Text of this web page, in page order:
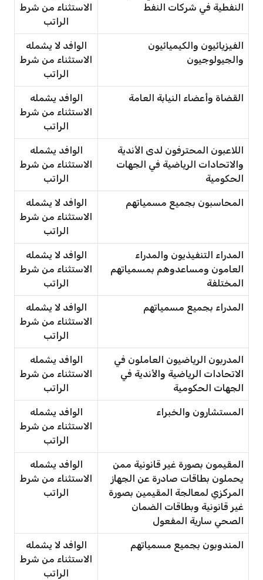
النفطية في شركات النفط
الاستثناء من شرط
الراتب
الفيزيائيون والكيميائيون
والجيولوجيون
الوافد لا يشمله
الاستثناء من شرط
الراتب
القضاة وأعضاء النيابة العامة
الوافد يشمله
الاستثناء من شرط
الراتب
اللاعبون المحترفون لدى الأندية
والاتحادات الرياضية في الجهات
الحكومية
الوافد يشمله
الاستثناء من شرط
الراتب
المحاسبون بجميع مسمياتهم
الوافد لا يشمله
الاستثناء من شرط
الراتب
المدراء التنفيذيون والمدراء
العامون ومساعدوهم بمسمياتهم
المختلفة
الوافد لا يشمله
الاستثناء من شرط
الراتب
المدراء بجميع مسمياتهم
الوافد لا يشمله
الاستثناء من شرط
الراتب
المدربون الرياضيون العاملون في
الاتحادات الرياضية والأندية في
الجهات الحكومية
الوافد يشمله
الاستثناء من شرط
الراتب
المستشارون والخبراء
الوافد يشمله
الاستثناء من شرط
الراتب
المقيمون بصورة غير قانونية ممن
يحملون بطاقات صادرة عن الجهاز
المركزي لمعالجة المقيمين بصورة
غير قانونية وبطاقات الضمان
الصحي سارية المفعول
الوافد يشمله
الاستثناء من شرط
الراتب
المندوبون بجميع مسمياتهم
الوافد لا يشمله
الاستثناء من شرط
الراتب